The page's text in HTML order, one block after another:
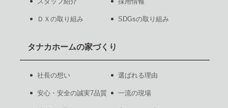
ＤＸの取り組み SDGsの取り組み
タナカホームの家づくり
社長の想い 選ばれる理由
安心・安全の誠実7品質 一流の現場